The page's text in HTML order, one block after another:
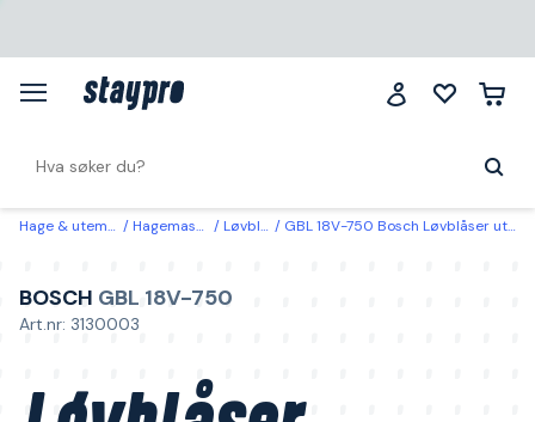
Hage & utemiljø Hagemaskiner Løvblåser GBL 18V-750 Bosch Løvblåser uten batteri og lader
BOSCH GBL 18V-750
Art.nr: 3130003